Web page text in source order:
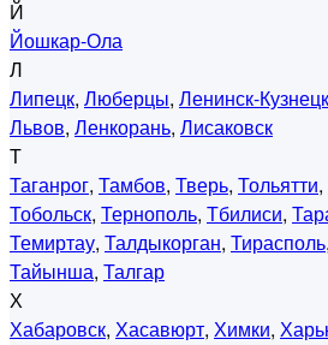
Й
Йошкар-Ола
Л
Липецк, Люберцы, Ленинск-
Львов, Ленкорань, Лисаковск
Т
Таганрог, Тамбов, Тверь, Тольятти,
Тобольск, Тернополь, Тбилиси,
Темиртау, Талдыкорган, Тирасполь,
Тайынша, Талгар
Х
Хабаровск, Хасавюрт, Химки,